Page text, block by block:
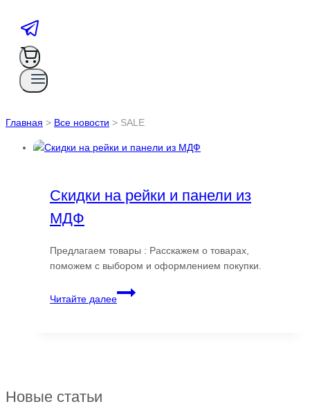
Главная > Все новости > SALE
Скидки на рейки и панели из
МДФ
Предлагаем товары : Расскажем о товарах,
поможем с выбором и оформлением покупки.
Читайте далее
Скидки
на
Новые статьи